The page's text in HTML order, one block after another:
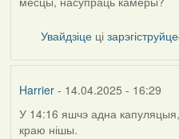
Увайдзіце ці
Harrier- 14.04.2025 - 16:29
У 14:16 яшчэ адна капуляцыя,
краю нішы.